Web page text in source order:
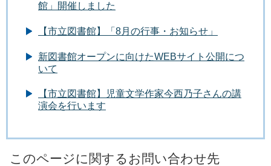
館」開催しました
【市立図書館】「8月の行事・お知らせ」
新図書館オープンに向けたWEBサイト公開につ
いて
【市立図書館】児童文学作家今西乃子さんの講
演会を行います
このページに関するお問い合わせ先